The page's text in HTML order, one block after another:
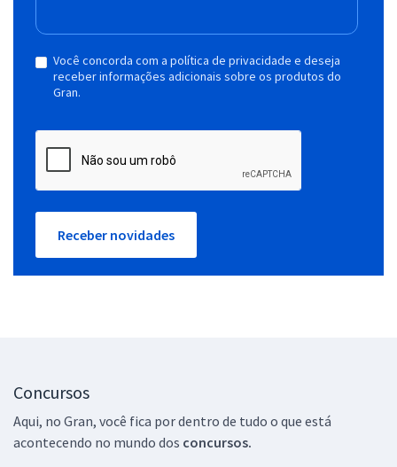
Você concorda com a política de privacidade e deseja
receber informações adicionais sobre os produtos do
Gran.
Receber novidades
Concursos
Aqui, no Gran, você fica por dentro de tudo o que está
acontecendo no mundo dos concursos.